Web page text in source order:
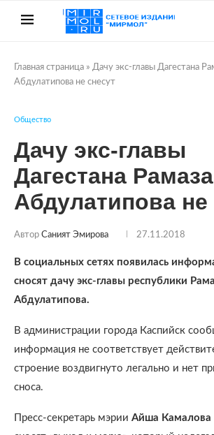
Главная страница » Дачу экс-главы Дагестана
Абдулатипова не снесут
Общество
Дачу экс-главы
Дагестана
Абдулатипова не
Автор Саният Эмирова 27.11.2018
В социальных сетях появилась
сносят дачу экс-главы республики
Абдулатипова.
В администрации города Каспийск
информация не соответствует
строение воздвигнуто легально и нет
сноса.
Пресс-секретарь мэрии Айша Камалова